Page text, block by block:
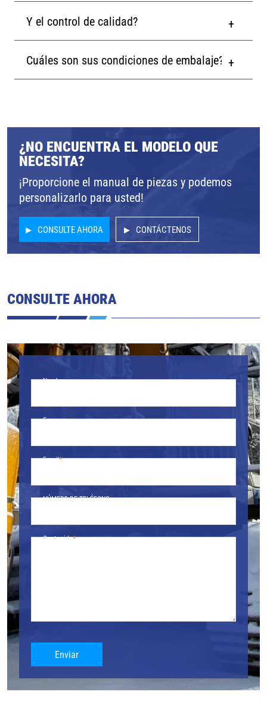
Y el control de calidad?
Cuáles son sus condiciones de embalaje?
¿NO ENCUENTRA EL MODELO QUE
NECESITA?
¡Proporcione el manual de piezas y podemos
personalizarlo para usted!
CONSULTE AHORA CONTÁCTENOS
CONSULTE AHORA
Nombre
Empresa
Email
NÚMERO DE TELÉFONO.
Contenido
Enviar